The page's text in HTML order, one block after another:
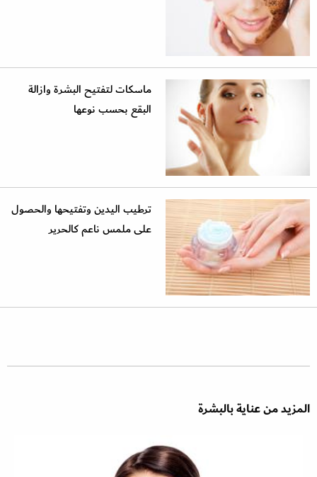
ماسكات لتفتيح البشرة وازالة
البقع بحسب نوعها
ترطيب اليدين وتفتيحها والحصول
على ملمس ناعم كالحرير
المزيد من عناية بالبشرة